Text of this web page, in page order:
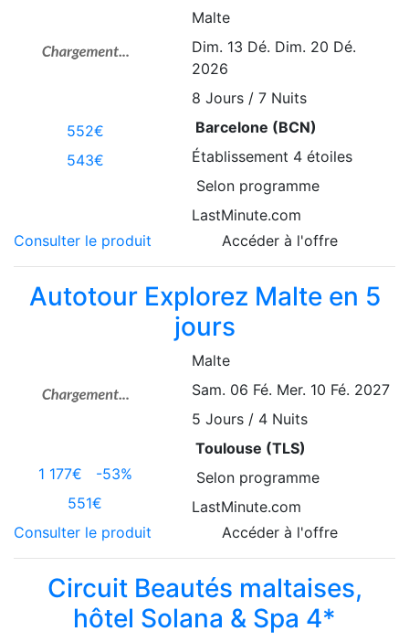
552€
543€
Malte
Dim. 13 Dé. Dim. 20 Dé.
2026
8 Jours / 7 Nuits
Barcelone (BCN)
Établissement 4 étoiles
Selon programme
LastMinute.com
Consulter le produit
Accéder à l'offre
Autotour Explorez Malte en 5
jours
1 177€ -53%
551€
Malte
Sam. 06 Fé. Mer. 10 Fé. 2027
5 Jours / 4 Nuits
Toulouse (TLS)
Selon programme
LastMinute.com
Consulter le produit
Accéder à l'offre
Circuit Beautés maltaises,
hôtel Solana & Spa 4*